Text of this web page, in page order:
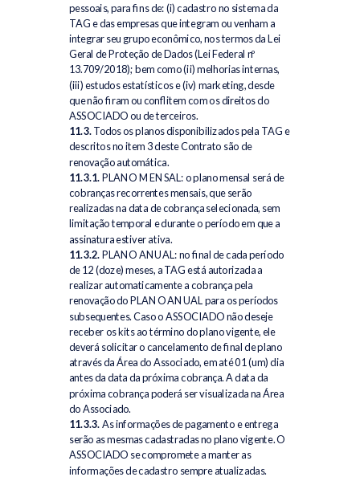
pessoais, para fins de: (i) cadastro no sistema da
TAG e das empresas que integram ou venham a
integrar seu grupo econômico, nos termos da Lei
Geral de Proteção de Dados (Lei Federal nº
13.709/2018); bem como (ii) melhorias internas,
(iii) estudos estatísticos e (iv) marketing, desde
que não firam ou conflitem com os direitos do
ASSOCIADO ou de terceiros.
11.3.Todos os planos disponibilizados pela TAG e
descritos no item 3 deste Contrato são de
renovação automática.
11.3.1.PLANO MENSAL: o plano mensal será de
cobranças recorrentes mensais, que serão
realizadas na data de cobrança selecionada, sem
limitação temporal e durante o período em que a
assinatura estiver ativa.
11.3.2.PLANO ANUAL: no final de cada período
de 12 (doze) meses, a TAG está autorizada a
realizar automaticamente a cobrança pela
renovação do PLANO ANUAL para os períodos
subsequentes. Caso o ASSOCIADO não deseje
receber os kits ao término do plano vigente, ele
deverá solicitar o cancelamento de final de plano
através da Área do Associado, em até 01 (um) dia
antes da data da próxima cobrança. A data da
próxima cobrança poderá ser visualizada na Área
do Associado.
11.3.3.As informações de pagamento e entrega
serão as mesmas cadastradas no plano vigente. O
ASSOCIADO se compromete a manter as
informações de cadastro sempre atualizadas.